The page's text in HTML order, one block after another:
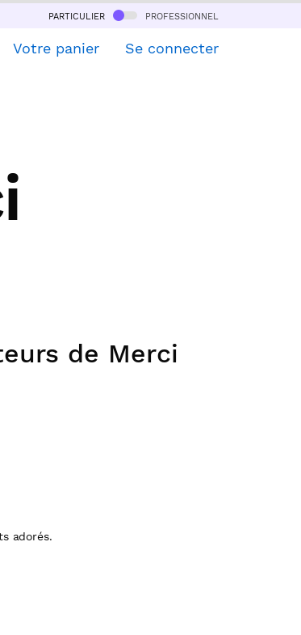
particulier professionnel
Votre panier Se connecter
de Merci
adorés.